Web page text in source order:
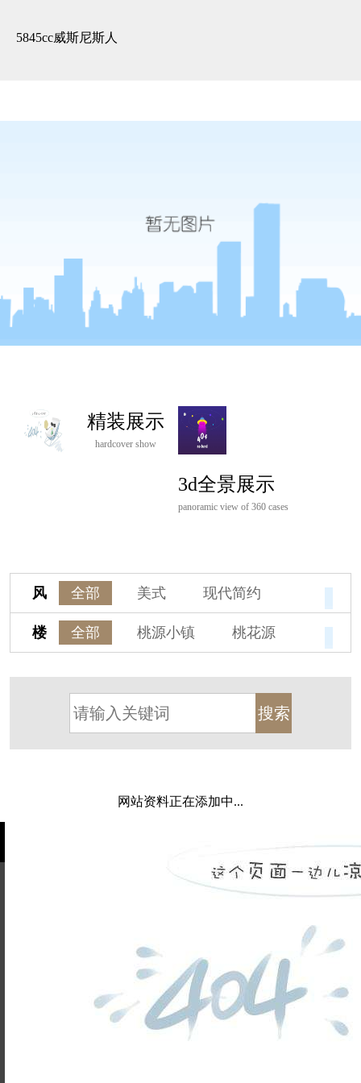
5845cc威斯尼斯人
精装展示
hardcover show
3d全景展示
panoramic view of 360 cases
风
格
全部 美式
现代简约
欧式
中式
新古典
新中式
新亚洲
混搭
轻奢
法式 北欧
简美
港式
其他装饰风格
楼
盘
全部 桃源小镇
桃花源
保亿·湖风雅园
杭房·首望澜翠府
西湖院子
东原德信九章赋
西溪玫瑰
万科·悦虹湾
西郊半岛
闻博花城
中海御道路一号
都会森林
北辰国颂府
半山林畔
碧桂园珑悦
玉榕庄
旭辉时代
自建别墅
网站资料正在添加中...
姓名不能
为空
电话不能